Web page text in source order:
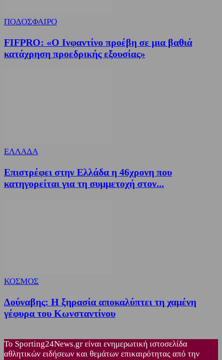
ΠΟΔΟΣΦΑΙΡΟ
FIFPRO: «Ο Ινφαντίνο προέβη σε μια βαθιά
κατάχρηση προεδρικής εξουσίας»
ΕΛΛΑΔΑ
Επιστρέφει στην Ελλάδα η 46χρονη που
κατηγορείται για τη συμμετοχή στον...
ΚΟΣΜΟΣ
Δούναβης: Η ξηρασία αποκαλύπτει τη χαμένη
γέφυρα του Κωνσταντίνου
Το Sporting24News.gr είναι ενημερωτική ιστοσελίδα
αθλητικών ειδήσεων και θεμάτων επικαιρότητας από την